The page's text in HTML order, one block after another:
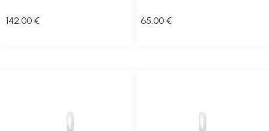
142 .00 € 65 .00 €